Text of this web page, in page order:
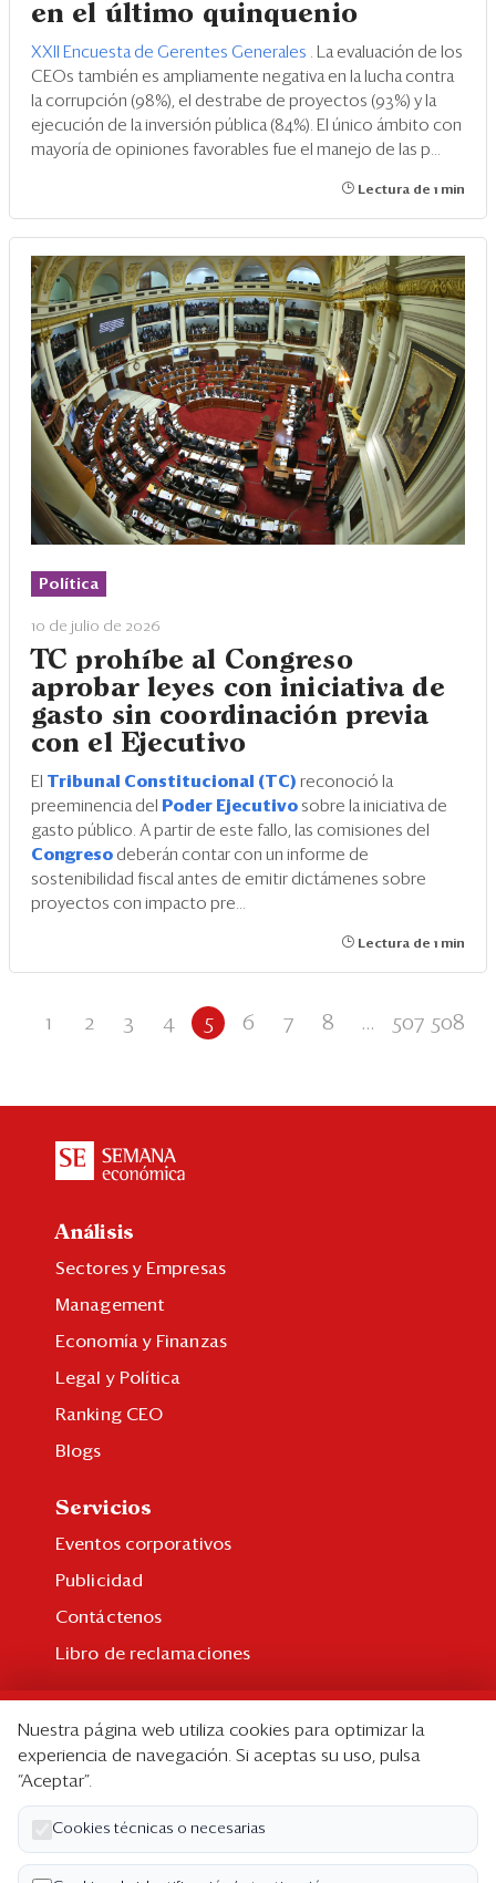
en el último quinquenio
XXII Encuesta de Gerentes Generales
. La evaluación de los
CEOs también es ampliamente negativa en la lucha contra
la corrupción (98%), el destrabe de proyectos (93%) y la
ejecución de la inversión pública (84%). El único ámbito con
mayoría de opiniones favorables fue el manejo de las p...
Lectura de 1 min
Política
10 de julio de 2026
TC prohíbe al Congreso
aprobar leyes con iniciativa de
gasto sin coordinación previa
con el Ejecutivo
El Tribunal Constitucional (TC) reconoció la
preeminencia del
Poder Ejecutivo sobre la iniciativa de
gasto público. A partir de este fallo, las comisiones del
Congreso deberán contar con un informe de
sostenibilidad fiscal antes de emitir dictámenes sobre
proyectos con impacto pre...
Lectura de 1 min
1 2 3 4 5 6 7 8 ... 507 508
Análisis
Sectores y Empresas
Management
Economía y Finanzas
Legal y Política
Ranking CEO
Blogs
Servicios
Eventos corporativos
Publicidad
Contáctenos
Libro de reclamaciones
Suscripción individual
Paquetes corporativos
Edición Impresa
Nosotros
Nuestra página web utiliza cookies para optimizar la
experiencia de navegación. Si aceptas su uso, pulsa
“Aceptar”.
Cookies técnicas o necesarias